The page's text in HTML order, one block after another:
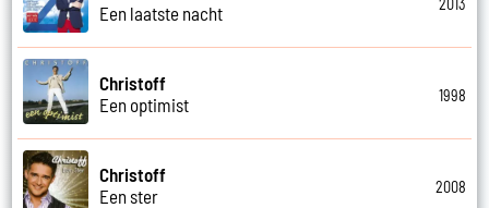
Een laatste nacht
Christoff
Een optimist
1998
Christoff
Een ster
2008